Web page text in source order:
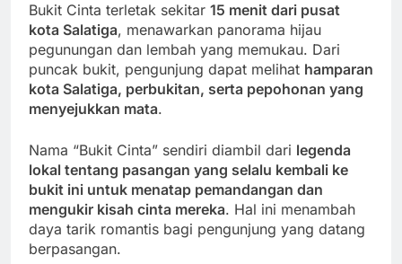
Bukit Cinta terletak sekitar 15 menit dari pusat
kota Salatiga, menawarkan panorama hijau
pegunungan dan lembah yang memukau. Dari
puncak bukit, pengunjung dapat melihat hamparan
kota Salatiga, perbukitan, serta pepohonan yang
menyejukkan mata.
Nama “Bukit Cinta” sendiri diambil dari legenda
lokal tentang pasangan yang selalu kembali ke
bukit ini untuk menatap pemandangan dan
mengukir kisah cinta mereka. Hal ini menambah
daya tarik romantis bagi pengunjung yang datang
berpasangan.